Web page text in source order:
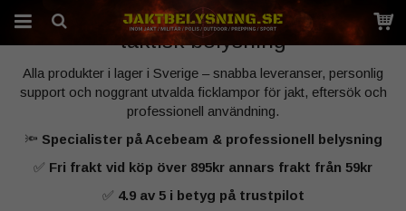
Sveriges specialist på kraftfull jakt‑ och
taktisk belysning
Alla produkter i lager i Sverige – snabba leveranser, personlig
support och noggrant utvalda ficklampor för jakt, eftersök och
professionell användning.
🔦 Specialister på Acebeam & professionell belysning
✅ Fri frakt vid köp över 895kr annars frakt från 59kr
✅ 4.9 av 5 i betyg på trustpilot
Produkten har blivit tillagd i varukorgen